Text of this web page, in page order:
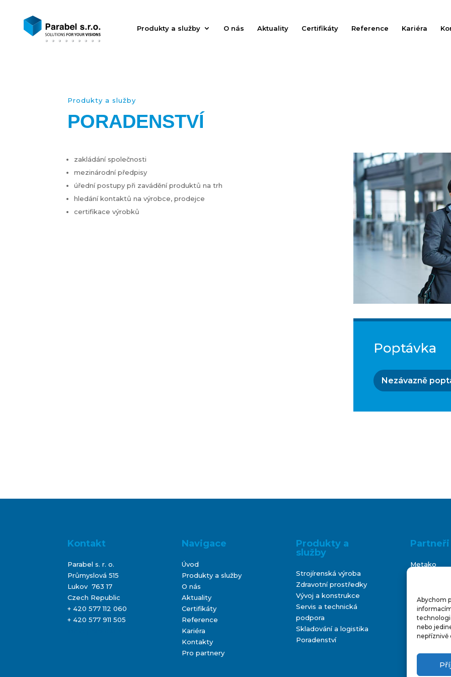
Abychom
nebo
nepříznivě
Produkty a služby O nás Aktuality Certifikáty Reference Kariéra
Produkty a služby
PORADENSTVÍ
zakládání společnosti
mezinárodní předpisy
úřední postupy při zavádění produktů na trh
hledání kontaktů na výrobce, prodejce
certifikace výrobků
Poptávka
Nezávazně
Kontakt
Parabel s. r. o.
Průmyslová 515
Lukov 763 17
Czech Republic
+ 420 577 112 060
+ 420 577 911 505
Navigace
Úvod
Produkty a služby
O nás
Aktuality
Certifikáty
Reference
Kariéra
Kontakty
Pro partnery
Produkty a
služby
Strojírenská výroba
Zdravotní prostředky
Vývoj a konstrukce
Servis a technická
podpora
Skladování a logistika
Poradenství
Partneři
Metako